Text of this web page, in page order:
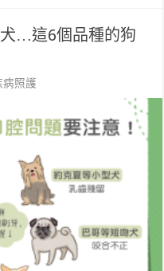
犬…這6個品種的狗
病照護